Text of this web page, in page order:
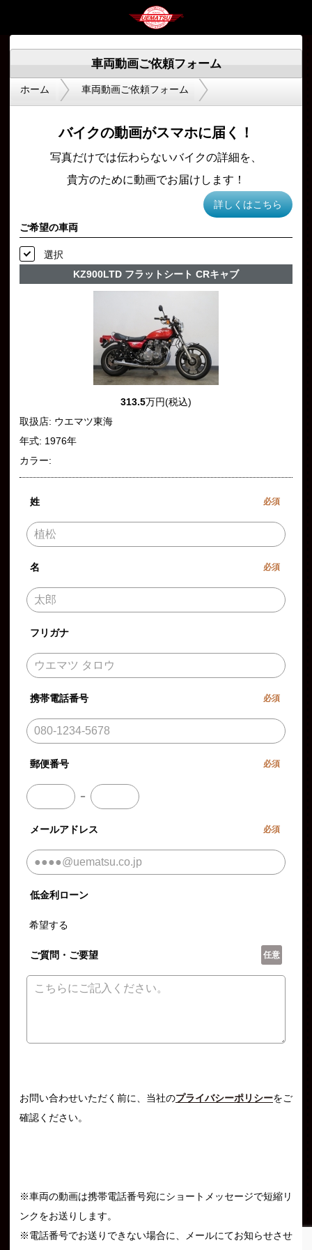
車両動画ご依頼フォーム
ホーム 車両動画ご依頼フォーム
バイクの動画がスマホに届く！
写真だけでは伝わらないバイクの詳細を、
貴方のために動画でお届けします！
詳しくはこちら
ご希望の車両
選択
KZ900LTD フラットシート CRキャブ
313.5万円(税込)
取扱店: ウエマツ東海
年式: 1976年
カラー:
姓 必須
名 必須
フリガナ
携帯電話番号 必須
郵便番号 必須
－
メールアドレス 必須
低金利ローン
希望する
ご質問・ご要望 任意
お問い合わせいただく前に、当社のプライバシーポリシーをご
確認ください。
※車両の動画は携帯電話番号宛にショートメッセージで短縮リ
ンクをお送りします。
※電話番号でお送りできない場合に、メールにてお知らせさせ